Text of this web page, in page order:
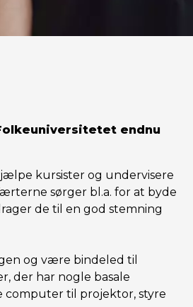
endnu
kursister og undervisere
sørger bl.a. for at byde
de til en god stemning
og være bindeled til
der har nogle basale
til projektor, styre